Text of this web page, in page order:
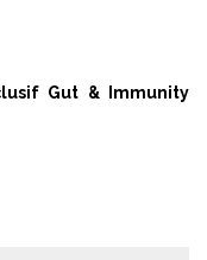
Gut & Immunity